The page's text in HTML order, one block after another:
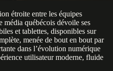
étroite entre les équipes
média québécois dévoile ses
et tablettes, disponibles sur
menée de bout en bout par
dans l’évolution numérique
utilisateur moderne, fluide